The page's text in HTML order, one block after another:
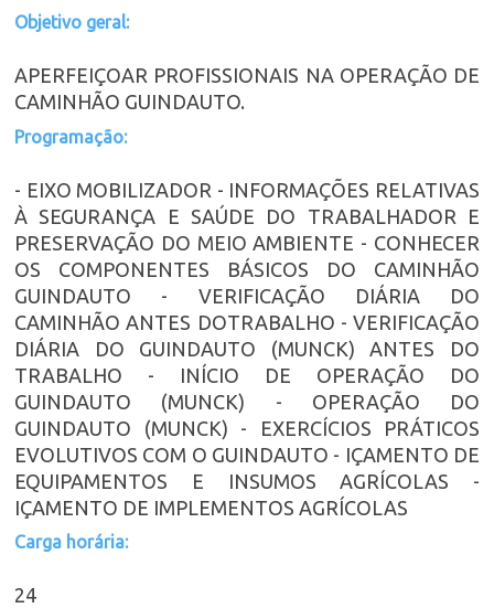
Objetivo geral:
APERFEIÇOAR PROFISSIONAIS NA OPERAÇÃO DE
CAMINHÃO GUINDAUTO.
Programação:
- EIXO MOBILIZADOR - INFORMAÇÕES RELATIVAS
À SEGURANÇA E SAÚDE DO TRABALHADOR E
PRESERVAÇÃO DO MEIO AMBIENTE - CONHECER
OS COMPONENTES BÁSICOS DO CAMINHÃO
GUINDAUTO - VERIFICAÇÃO DIÁRIA DO
CAMINHÃO ANTES DOTRABALHO - VERIFICAÇÃO
DIÁRIA DO GUINDAUTO (MUNCK) ANTES DO
TRABALHO - INÍCIO DE OPERAÇÃO DO
GUINDAUTO (MUNCK) - OPERAÇÃO DO
GUINDAUTO (MUNCK) - EXERCÍCIOS PRÁTICOS
EVOLUTIVOS COM O GUINDAUTO - IÇAMENTO DE
EQUIPAMENTOS E INSUMOS AGRÍCOLAS -
IÇAMENTO DE IMPLEMENTOS AGRÍCOLAS
Carga horária:
24